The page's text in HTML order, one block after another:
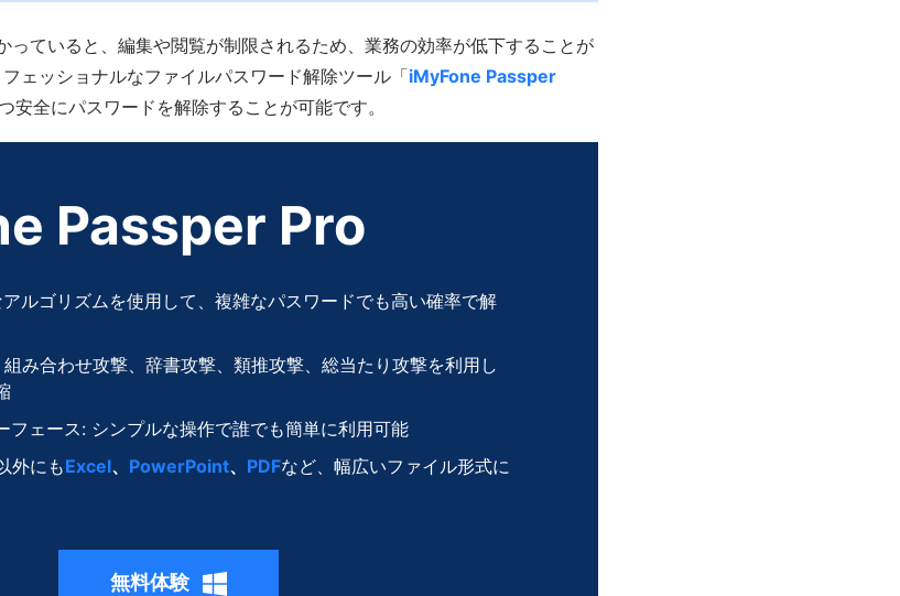
っていると、編集や閲覧が制限されるため、業務の効率が低下することが
ェッショナルなファイルパスワード解除ツール「iMyFone Passper
安全にパスワードを解除することが可能です。
Passper Pro
ルゴリズムを使用して、複雑なパスワードでも高い確率で解
み合わせ攻撃、辞書攻撃、類推攻撃、総当たり攻撃を利用し
フェース: シンプルな操作で誰でも簡単に利用可能
外にもExcel、 PowerPoint、 PDFなど、幅広いファイル形式に
無料体験